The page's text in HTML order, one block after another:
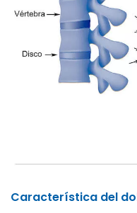
Característica del